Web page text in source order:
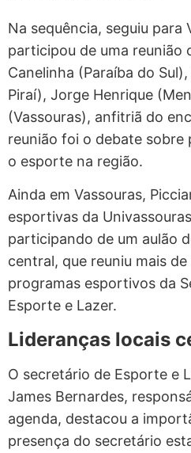
Na sequência, seguiu para
participou de uma reunião
Canelinha (Paraíba do
Piraí), Jorge Henrique
(Vassouras), anfitriã do
reunião foi o debate sobre
o esporte na região.
Ainda em Vassouras,
esportivas da
participando de um aulão
central, que reuniu mais
programas esportivos da
Esporte e Lazer.
Lideranças locais
O secretário de Esporte e
James Bernardes,
agenda, destacou a
presença do secretário